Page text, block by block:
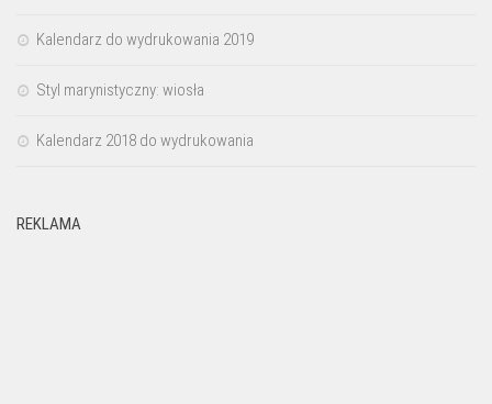
Kalendarz do wydrukowania 2019
Styl marynistyczny: wiosła
Kalendarz 2018 do wydrukowania
REKLAMA